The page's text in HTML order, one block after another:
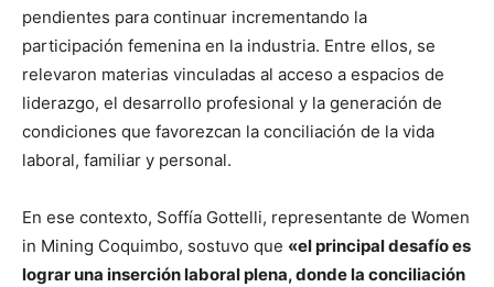
pendientes para continuar incrementando la
participación femenina en la industria. Entre ellos, se
relevaron materias vinculadas al acceso a espacios de
liderazgo, el desarrollo profesional y la generación de
condiciones que favorezcan la conciliación de la vida
laboral, familiar y personal.
En ese contexto, Soffía Gottelli, representante de Women
in Mining Coquimbo, sostuvo que «el principal desafío es
lograr una inserción laboral plena, donde la conciliación